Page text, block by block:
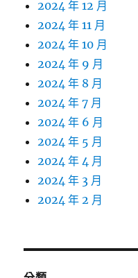
2024 年 12 月
2024 年 11 月
2024 年 10 月
2024 年 9 月
2024 年 8 月
2024 年 7 月
2024 年 6 月
2024 年 5 月
2024 年 4 月
2024 年 3 月
2024 年 2 月